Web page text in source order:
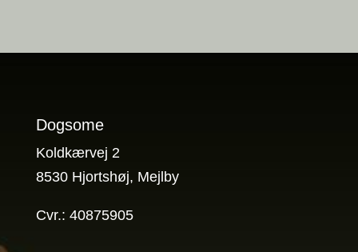
Dogsome
Koldkærvej 2
8530 Hjortshøj, Mejlby
Cvr.: 40875905